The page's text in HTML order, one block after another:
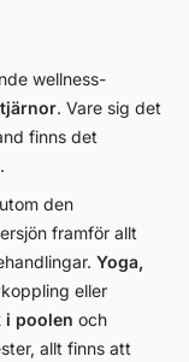
wellness-
. Vare sig det
finns det
den
framför allt
Yoga,
eller
i poolen och
allt finns att